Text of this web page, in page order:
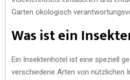
Garten ökologisch
Was ist ein
Ein Insektenhotel ist eine speziell
verschiedene Arten von nützlichen